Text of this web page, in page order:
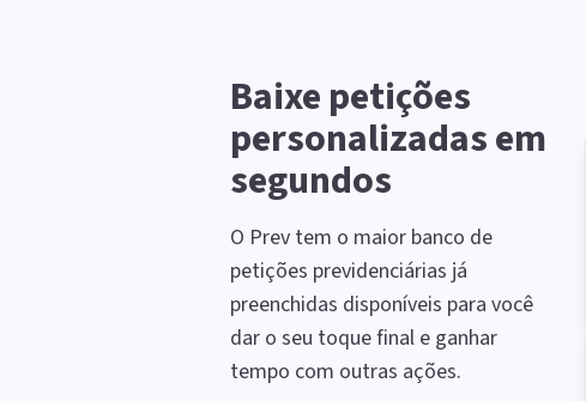
Baixe petições
personalizadas em
segundos
O Prev tem o maior banco de
petições previdenciárias já
preenchidas disponíveis para você
dar o seu toque final e ganhar
tempo com outras ações.